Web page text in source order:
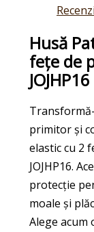
Husă
fețe de
JOJHP16
primitor și
elastic cu 2
JOJHP16.
protecție
moale și
Alege acum